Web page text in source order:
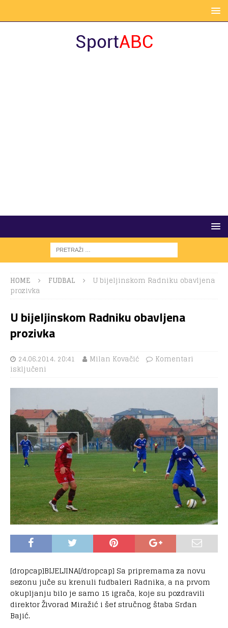
HOME FUDBAL
U bijeljinskom Radniku obavljena
prozivka
U bijeljinskom Radniku obavljena
prozivka
24.06.2014. 20:41 Milan Kovačić
Komentari
isključeni
[dropcap]BIJELJINA[/dropcap] Sa pripremama za novu
sezonu juče su krenuli fudbaleri Radnika, a na prvom
okupljanju bilo je samo 15 igrača, koje su pozdravili
direktor Živorad Miražić i šef stručnog štaba Srđan
Bajić.